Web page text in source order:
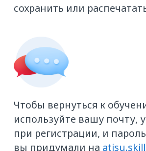
обработку моихперсональных данных
Направьте их наacademy@ati.su
Остались вопросы?